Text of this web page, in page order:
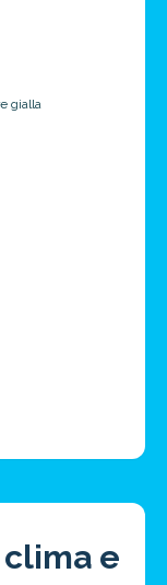
gialla
e